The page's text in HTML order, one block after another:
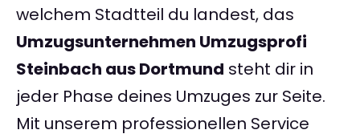
welchem Stadtteil du landest, das
Umzugsunternehmen Umzugsprofi
Steinbach aus Dortmund steht dir in
jeder Phase deines Umzuges zur Seite.
Mit unserem professionellen Service